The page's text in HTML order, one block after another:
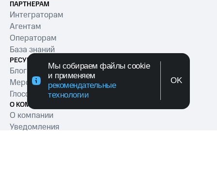
Мы собираем файлы cookie
и применяем
рекомендательные
технологии
OK
ПАРТНЕРАМ
Интеграторам
Агентам
Операторам
База знаний
РЕСУРСЫ
Блог
Мероприятия
Глоссарий
О КОМПАНИИ
О компании
Уведомления